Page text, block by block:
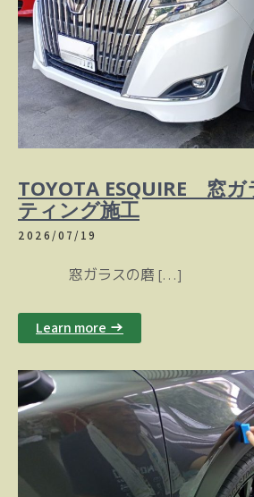
TOYOTA ESQUIRE 窓ガ
ティング施工
2026/07/19
窓ガラスの磨 […]
Learn more →